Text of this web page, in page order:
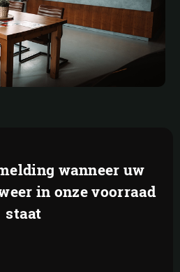
wanneer uw
in onze voorraad
staat